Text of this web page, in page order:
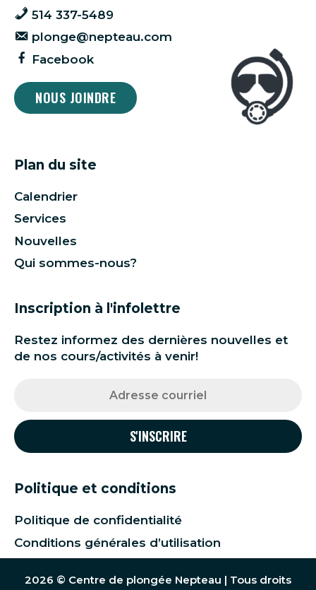
514 337-5489
plonge@nepteau.com
Facebook
NOUS JOINDRE
Plan du site
Calendrier
Services
Nouvelles
Qui sommes-nous?
Inscription à l'infolettre
Restez informez des dernières nouvelles et
de nos cours/activités à venir!
Politique et conditions
Politique de confidentialité
Conditions générales d’utilisation
2026 © Centre de plongée Nepteau | Tous droits